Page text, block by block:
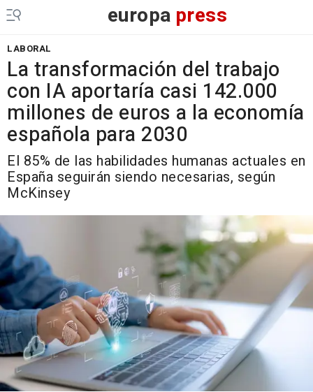
europa press
LABORAL
La transformación del trabajo
con IA aportaría casi 142.000
millones de euros a la economía
española para 2030
El 85% de las habilidades humanas actuales en
España seguirán siendo necesarias, según
McKinsey